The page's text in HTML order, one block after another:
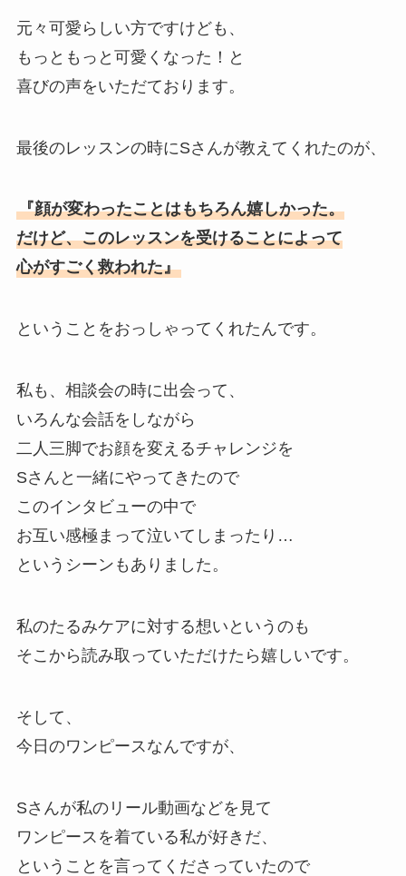
元々可愛らしい方ですけども、
もっともっと可愛くなった！と
喜びの声をいただております。
最後のレッスンの時にSさんが教えてくれたのが、
『顔が変わったことはもちろん嬉しかった。
だけど、このレッスンを受けることによって
心がすごく救われた』
ということをおっしゃってくれたんです。
私も、相談会の時に出会って、
いろんな会話をしながら
二人三脚でお顔を変えるチャレンジを
Sさんと一緒にやってきたので
このインタビューの中で
お互い感極まって泣いてしまったり…
というシーンもありました。
私のたるみケアに対する想いというのも
そこから読み取っていただけたら嬉しいです。
そして、
今日のワンピースなんですが、
Sさんが私のリール動画などを見て
ワンピースを着ている私が好きだ、
ということを言ってくださっていたので